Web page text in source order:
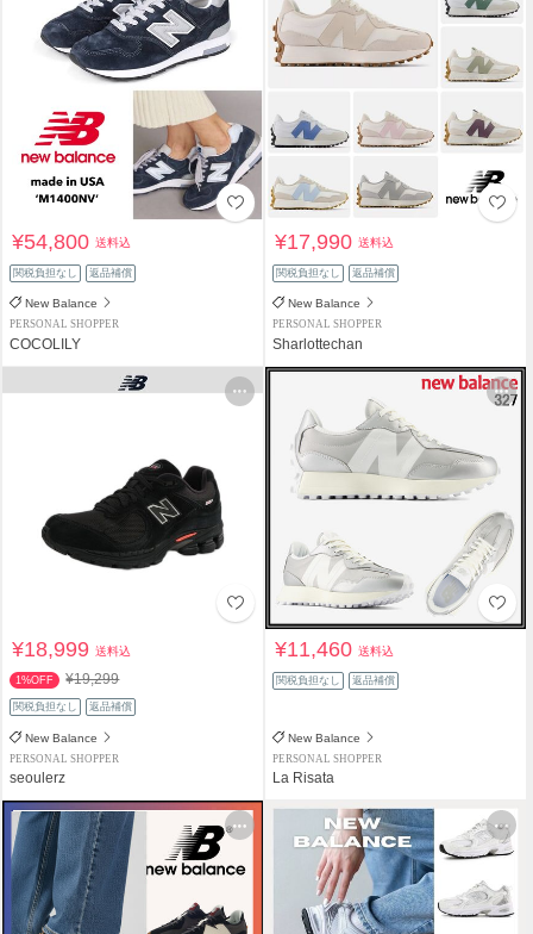
¥54,800送料込
関税負担なし 返品補償
New Balance
PERSONAL SHOPPER
COCOLILY
¥17,990送料込
関税負担なし 返品補償
New Balance
PERSONAL SHOPPER
Sharlottechan
¥18,999送料込
1%OFF ¥19,299
関税負担なし 返品補償
New Balance
PERSONAL SHOPPER
seoulerz
¥11,460送料込
関税負担なし 返品補償
New Balance
PERSONAL SHOPPER
La Risata